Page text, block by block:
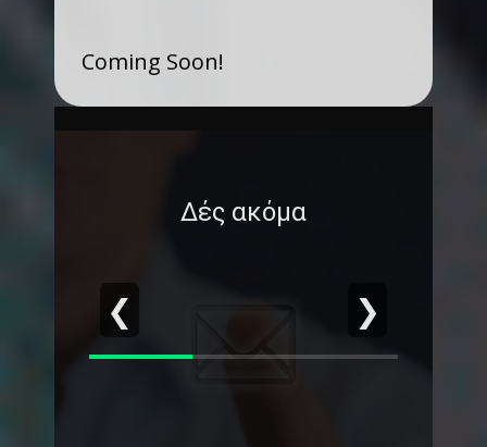
Coming Soon!
Δές ακόμα
❮ ❯